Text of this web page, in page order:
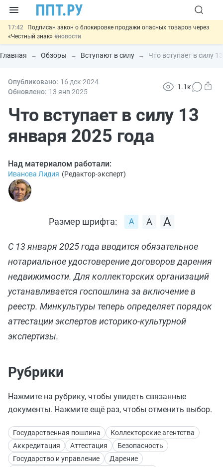
17:42
Подписан закон о блокировке продажи опасных товаров через
«Честный знак» #новости
17:17 Дистанционную работу беременных пропишут в ТК РФ#новости
15:25 Изменят правила контроля за подрядчиками ИЖС с эскроу-
счетами#новости
отношений
Главная Обзоры Вступают в силу Что вступает в силу
Опубликовано: 16 дек 2024
Обновлено: 13 янв2025
1.1к
Что вступает в силу 13
января 2025 года
Над материалом работали:
Иванова Лидия (Редактор-эксперт)
Размер шрифта:
С 13 января 2025 года вводится обязательное
нотариальное удостоверение договоров дарения
недвижимости. Для коллекторских организаций
устанавливается госпошлина за включение в
реестр. Минкультуры теперь определяет порядок
аттестации экспертов историко-культурной
экспертизы.
Рубрики
Нажмите на рубрику, чтобы увидеть связанные
документы. Нажмите ещё раз, чтобы отменить выбор.
Государственная пошлина
Коллекторские агентства
Аккредитация
Аттестация
Безопасность
Государство и управление
Дарение